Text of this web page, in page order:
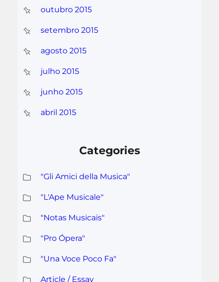
outubro 2015
setembro 2015
agosto 2015
julho 2015
junho 2015
abril 2015
Categories
"Gli Amici della Musica"
"L'Ape Musicale"
"Notas Musicais"
"Pro Ópera"
"Una Voce Poco Fa"
Article / Essay